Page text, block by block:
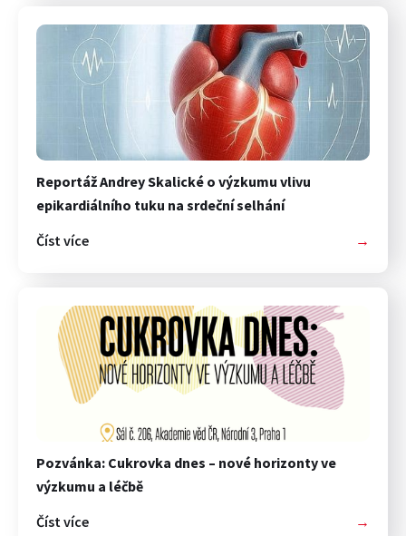
Reportáž Andrey Skalické o výzkumu vlivu
epikardiálního tuku na srdeční selhání
Číst více
→
Pozvánka: Cukrovka dnes – nové horizonty ve
výzkumu a léčbě
Číst více
→